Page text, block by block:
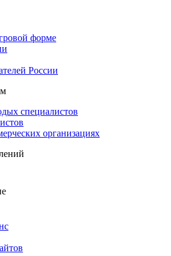
форме
России
специалистов
организациях